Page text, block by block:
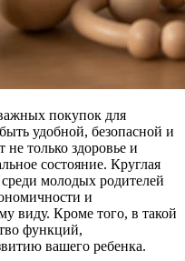
покупок для
удобной, безопасной и
не только здоровье и
состояние. Круглая
молодых родителей
и
виду. Кроме того, в такой
функций,
вашего ребенка.